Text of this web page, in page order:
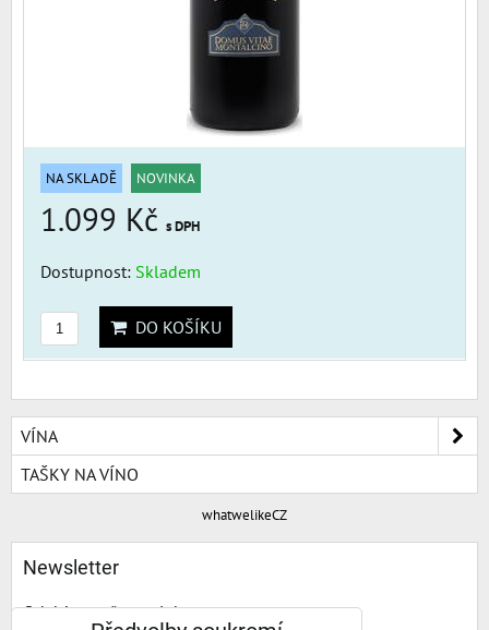
NA SKLADĚ NOVINKA
1.099 Kč s DPH
Dostupnost: Skladem
DO KOŠÍKU
VÍNA
TAŠKY NA VÍNO
whatwelikeCZ
Newsletter
Odebírat naše novinky: